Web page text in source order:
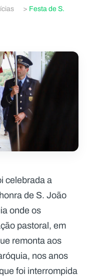
> Festa de S.
celebrada a
de S. João
onde os
pastoral, em
remonta aos
nos anos
foi interrompida